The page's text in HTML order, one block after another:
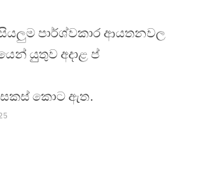
පාර්ශ්වකාර ආයතනවල
යුුතුව අදාළ ප්
සකස් කොට ඇත.